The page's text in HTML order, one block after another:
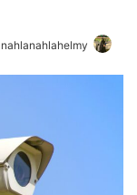
nahlanahlahelmy